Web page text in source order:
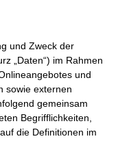
und Zweck der
„Daten“) im Rahmen
und
sowie externen
gemeinsam
Begrifflichkeiten,
die Definitionen im